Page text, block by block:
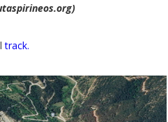
track.
Gmail